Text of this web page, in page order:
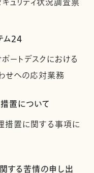
ュリティ状況調査票
ム24
ートデスクにおける
せへの応対業務
置について
措置に関する事項に
する苦情の申し出